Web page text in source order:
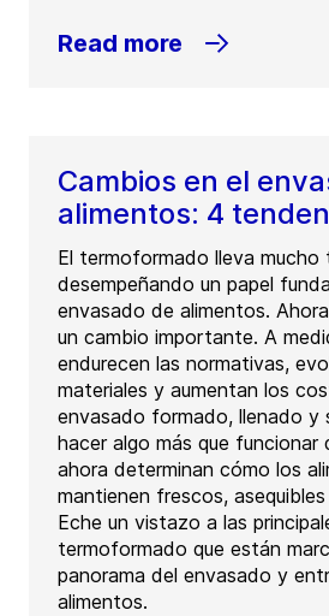
Read more
Cambios en el
alimentos: 4
El termoformado lleva mucho
desempeñando un papel
envasado de alimentos.
un cambio importante. A
endurecen las normativas,
materiales y aumentan los
envasado formado, llenado y
hacer algo más que funcionar
ahora determinan cómo los
mantienen frescos,
Eche un vistazo a las
termoformado que están
panorama del envasado y
alimentos.